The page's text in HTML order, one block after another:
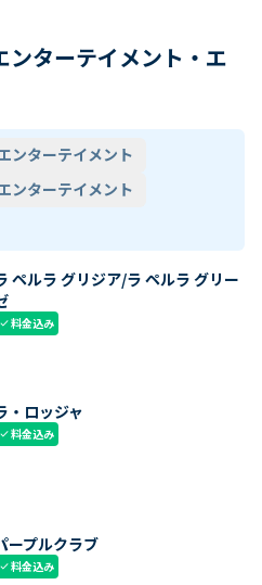
ンターテイメント・エ
ンターテイメント
ンターテイメント
ペルラ グリジア/ラ ペルラ グリー
check料金込み
・ロッジャ
check料金込み
ープルクラブ
check料金込み